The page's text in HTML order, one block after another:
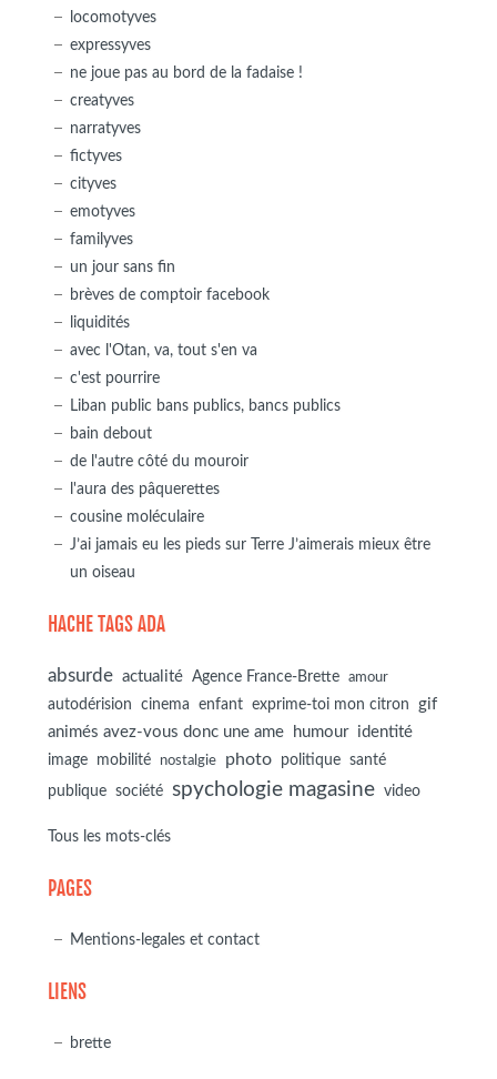
locomotyves
expressyves
ne joue pas au bord de la fadaise !
creatyves
narratyves
fictyves
cityves
emotyves
familyves
un jour sans fin
brèves de comptoir facebook
liquidités
avec l'Otan, va, tout s'en va
c'est pourrire
Liban public bans publics, bancs publics
bain debout
de l'autre côté du mouroir
l'aura des pâquerettes
cousine moléculaire
J’ai jamais eu les pieds sur Terre J’aimerais mieux être
un oiseau
HACHE TAGS ADA
absurde actualité Agence France-Brette amour
autodérision cinema enfant exprime-toi mon citron
gif
animés avez-vous donc une ame
humour identité
image mobilité nostalgie photo politique
santé
publique
société spychologie magasine video
Tous les mots-clés
PAGES
Mentions-legales et contact
LIENS
brette